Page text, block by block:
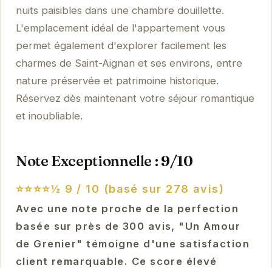
nuits paisibles dans une chambre douillette.
L'emplacement idéal de l'appartement vous
permet également d'explorer facilement les
charmes de Saint-Aignan et ses environs, entre
nature préservée et patrimoine historique.
Réservez dès maintenant votre séjour romantique
et inoubliable.
Note Exceptionnelle : 9/10
⭐⭐⭐⭐½ 9 / 10 (basé sur 278 avis)
Avec une note proche de la perfection
basée sur près de 300 avis, "Un Amour
de Grenier" témoigne d'une satisfaction
client remarquable. Ce score élevé